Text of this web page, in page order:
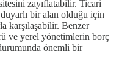
zayıflatabilir. Ticari
bir alan olduğu için
karşılaşabilir. Benzer
ve yerel yönetimlerin borç
önemli bir